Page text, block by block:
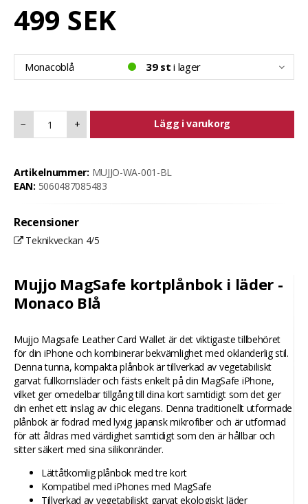
Mujjo MagSafe kortplånbok i läder -
Monaco Blå
Mujjo Magsafe Leather Card Wallet är det viktigaste tillbehöret
för din iPhone och kombinerar bekvämlighet med oklanderlig stil.
Denna tunna, kompakta plånbok är tillverkad av vegetabiliskt
garvat fullkornsläder och fästs enkelt på din MagSafe iPhone,
vilket ger omedelbar tillgång till dina kort samtidigt som det ger
din enhet ett inslag av chic elegans. Denna traditionellt utformade
plånbok är fodrad med lyxig japansk mikrofiber och är utformad
för att åldras med värdighet samtidigt som den är hållbar och
sitter säkert med sina silikonränder.
Lättåtkomlig plånbok med tre kort
Kompatibel med iPhones med MagSafe
Tillverkad av vegetabiliskt garvat ekologiskt läder
499 SEK
Monacoblå 39 st i lager
− + Lägg i varukorg
Artikelnummer: MUJJO-WA-001-BL
EAN: 5060487085483
Recensioner
Teknikveckan 4/5